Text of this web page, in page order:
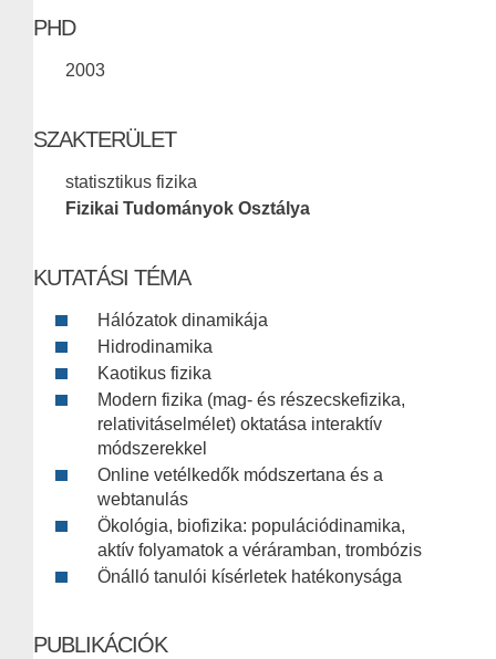
PHD
2003
SZAKTERÜLET
statisztikus fizika
Fizikai Tudományok Osztálya
KUTATÁSI TÉMA
Hálózatok dinamikája
Hidrodinamika
Kaotikus fizika
Modern fizika (mag- és részecskefizika,
relativitáselmélet) oktatása interaktív
módszerekkel
Online vetélkedők módszertana és a
webtanulás
Ökológia, biofizika: populációdinamika,
aktív folyamatok a véráramban, trombózis
Önálló tanulói kísérletek hatékonysága
PUBLIKÁCIÓK